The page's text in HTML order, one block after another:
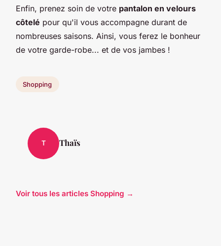
Enfin, prenez soin de votre pantalon en velours
côtelé pour qu'il vous accompagne durant de
nombreuses saisons. Ainsi, vous ferez le bonheur
de votre garde-robe... et de vos jambes !
Shopping
T Thaïs
Voir tous les articles Shopping →